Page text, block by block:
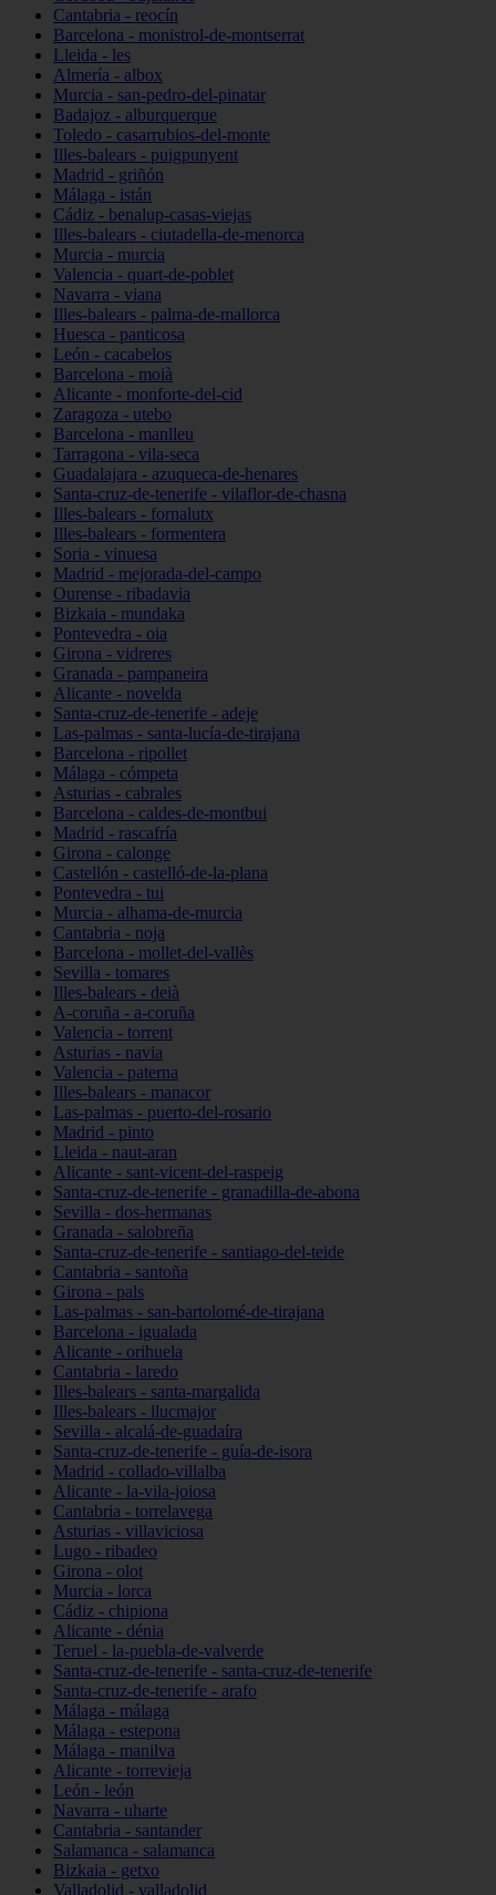
Cantabria - reocín
Barcelona - monistrol-de-montserrat
Lleida - les
Almería - albox
Murcia - san-pedro-del-pinatar
Badajoz - alburquerque
Toledo - casarrubios-del-monte
Illes-balears - puigpunyent
Madrid - griñón
Málaga - istán
Cádiz - benalup-casas-viejas
Illes-balears - ciutadella-de-menorca
Murcia - murcia
Valencia - quart-de-poblet
Navarra - viana
Illes-balears - palma-de-mallorca
Huesca - panticosa
León - cacabelos
Barcelona - moià
Alicante - monforte-del-cid
Zaragoza - utebo
Barcelona - manlleu
Tarragona - vila-seca
Guadalajara - azuqueca-de-henares
Santa-cruz-de-tenerife - vilaflor-de-chasna
Illes-balears - fornalutx
Illes-balears - formentera
Soria - vinuesa
Madrid - mejorada-del-campo
Ourense - ribadavia
Bizkaia - mundaka
Pontevedra - oia
Girona - vidreres
Granada - pampaneira
Alicante - novelda
Santa-cruz-de-tenerife - adeje
Las-palmas - santa-lucía-de-tirajana
Barcelona - ripollet
Málaga - cómpeta
Asturias - cabrales
Barcelona - caldes-de-montbui
Madrid - rascafría
Girona - calonge
Castellón - castelló-de-la-plana
Pontevedra - tui
Murcia - alhama-de-murcia
Cantabria - noja
Barcelona - mollet-del-vallès
Sevilla - tomares
Illes-balears - deià
A-coruña - a-coruña
Valencia - torrent
Asturias - navia
Valencia - paterna
Illes-balears - manacor
Las-palmas - puerto-del-rosario
Madrid - pinto
Lleida - naut-aran
Alicante - sant-vicent-del-raspeig
Santa-cruz-de-tenerife - granadilla-de-abona
Sevilla - dos-hermanas
Granada - salobreña
Santa-cruz-de-tenerife - santiago-del-teide
Cantabria - santoña
Girona - pals
Las-palmas - san-bartolomé-de-tirajana
Barcelona - igualada
Alicante - orihuela
Cantabria - laredo
Illes-balears - santa-margalida
Illes-balears - llucmajor
Sevilla - alcalá-de-guadaíra
Santa-cruz-de-tenerife - guía-de-isora
Madrid - collado-villalba
Alicante - la-vila-joiosa
Cantabria - torrelavega
Asturias - villaviciosa
Lugo - ribadeo
Girona - olot
Murcia - lorca
Cádiz - chipiona
Alicante - dénia
Teruel - la-puebla-de-valverde
Santa-cruz-de-tenerife - santa-cruz-de-tenerife
Santa-cruz-de-tenerife - arafo
Málaga - málaga
Málaga - estepona
Málaga - manilva
Alicante - torrevieja
León - león
Navarra - uharte
Cantabria - santander
Salamanca - salamanca
Bizkaia - getxo
Valladolid - valladolid